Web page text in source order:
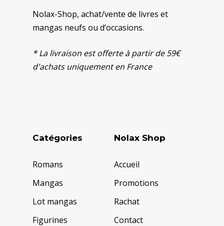
Nolax-Shop, achat/vente de livres et
mangas neufs ou d’occasions.
* La livraison est offerte à partir de 59€
d'achats uniquement en France
Catégories
Romans
Mangas
Lot mangas
Figurines
Nolax Shop
Accueil
Promotions
Rachat
Contact